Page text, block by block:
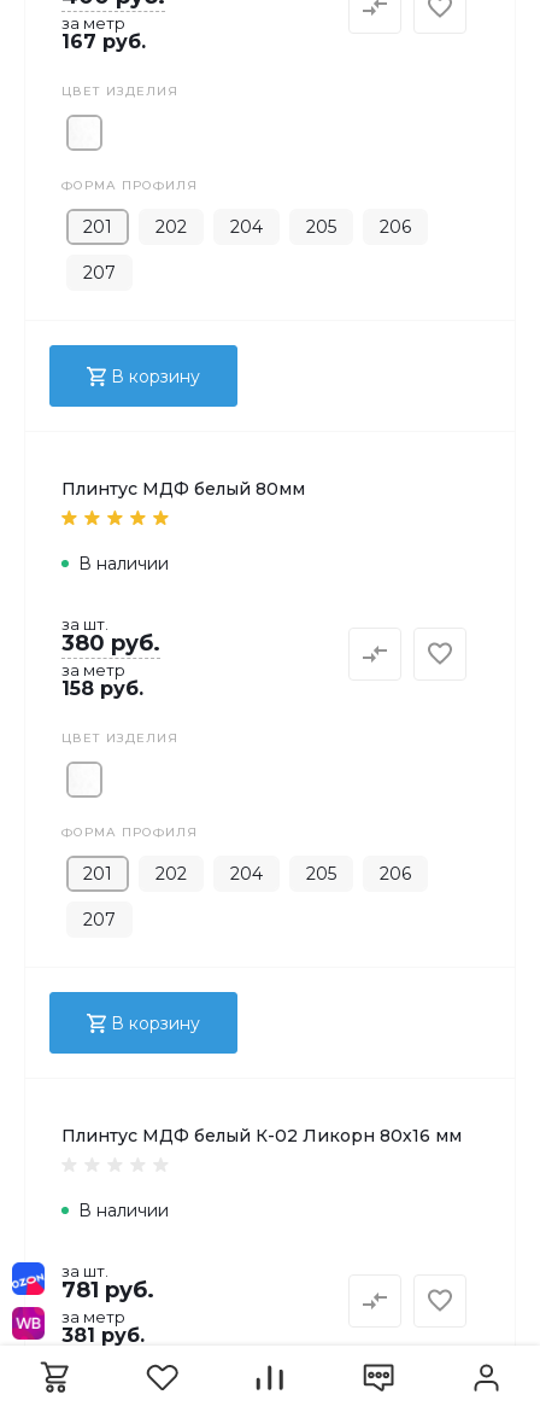
за метр
167 руб.
ЦВЕТ ИЗДЕЛИЯ
ФОРМА ПРОФИЛЯ
201 202 204 205 206
207
В корзину
Плинтус МДФ белый 80мм
В наличии
за шт.
380 руб.
за метр
158 руб.
ЦВЕТ ИЗДЕЛИЯ
ФОРМА ПРОФИЛЯ
201 202 204 205 206
207
В корзину
Плинтус МДФ белый К-02 Ликорн 80х16 мм
В наличии
за шт.
781 руб.
за метр
381 руб.